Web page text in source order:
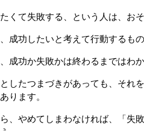
くて失敗する、という人は、お
成功したいと考えて行動するもの
成功か失敗かは終わるまではわか
したつまづきがあっても、それ
ります。
、やめてしまわなければ、「失